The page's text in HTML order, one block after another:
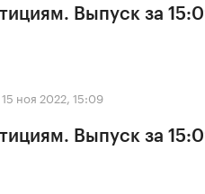
Выпуск за
15 ноя 2022, 15:09
Выпуск за